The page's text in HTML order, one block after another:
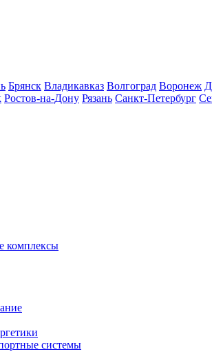
Брянск Владикавказ Волгоград Воронеж
Ростов-на-Дону Рязань Санкт-Петербург
комплексы
системы